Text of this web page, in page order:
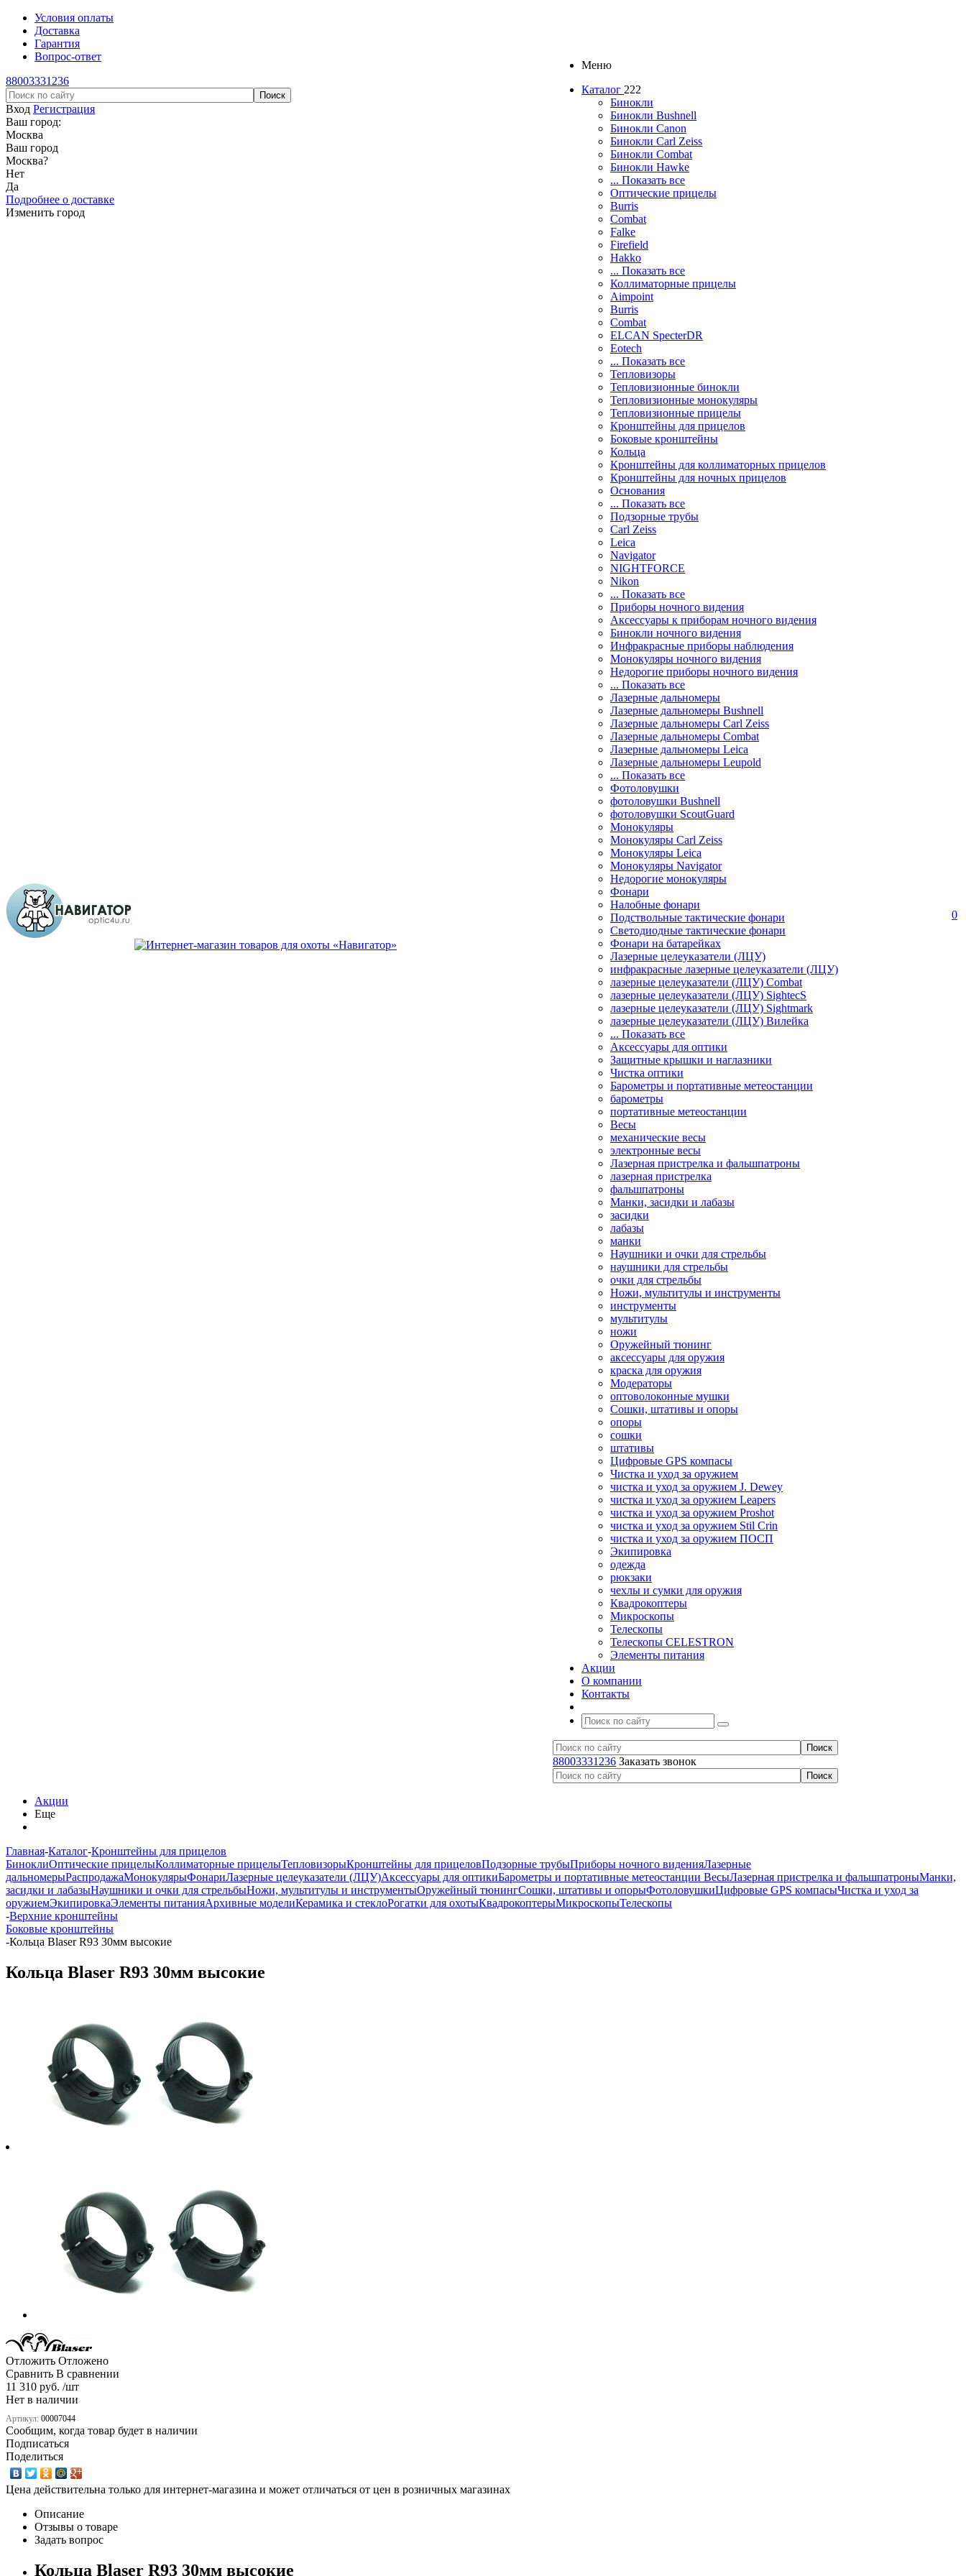
Условия оплаты
Доставка
Гарантия
Вопрос-ответ
88003331236
Вход Регистрация
Ваш город:
Москва
Ваш город
Москва?
Нет
Да
Подробнее о доставке
Изменить город
Меню
Каталог 222
Бинокли
Бинокли Bushnell
Бинокли Canon
Бинокли Carl Zeiss
Бинокли Combat
Бинокли Hawke
... Показать все
Оптические прицелы
Burris
Combat
Falke
Firefield
Hakko
... Показать все
Коллиматорные прицелы
Aimpoint
Burris
Combat
ELCAN SpecterDR
Eotech
... Показать все
Тепловизоры
Тепловизионные бинокли
Тепловизионные монокуляры
Тепловизионные прицелы
Кронштейны для прицелов
Боковые кронштейны
Кольца
Кронштейны для коллиматорных прицелов
Кронштейны для ночных прицелов
Основания
... Показать все
Подзорные трубы
Carl Zeiss
Leica
Navigator
NIGHTFORCE
Nikon
... Показать все
Приборы ночного видения
Аксессуары к приборам ночного видения
Бинокли ночного видения
Инфракрасные приборы наблюдения
Монокуляры ночного видения
Недорогие приборы ночного видения
... Показать все
Лазерные дальномеры
Лазерные дальномеры Bushnell
Лазерные дальномеры Carl Zeiss
Лазерные дальномеры Combat
Лазерные дальномеры Leica
Лазерные дальномеры Leupold
... Показать все
Фотоловушки
фотоловушки Bushnell
фотоловушки ScoutGuard
Монокуляры
Монокуляры Carl Zeiss
Монокуляры Leica
Монокуляры Navigator
Недорогие монокуляры
Фонари
Налобные фонари
Подствольные тактические фонари
Светодиодные тактические фонари
Фонари на батарейках
Лазерные целеуказатели (ЛЦУ)
инфракрасные лазерные целеуказатели (ЛЦУ)
лазерные целеуказатели (ЛЦУ) Combat
лазерные целеуказатели (ЛЦУ) SightecS
лазерные целеуказатели (ЛЦУ) Sightmark
лазерные целеуказатели (ЛЦУ) Вилейка
... Показать все
Аксессуары для оптики
Защитные крышки и наглазники
Чистка оптики
Барометры и портативные метеостанции
барометры
портативные метеостанции
Весы
механические весы
электронные весы
Лазерная пристрелка и фальшпатроны
лазерная пристрелка
фальшпатроны
Манки, засидки и лабазы
засидки
лабазы
манки
Наушники и очки для стрельбы
наушники для стрельбы
очки для стрельбы
Ножи, мультитулы и инструменты
инструменты
мультитулы
ножи
Оружейный тюнинг
аксессуары для оружия
краска для оружия
Модераторы
оптоволоконные мушки
Сошки, штативы и опоры
опоры
сошки
штативы
Цифровые GPS компасы
Чистка и уход за оружием
чистка и уход за оружием J. Dewey
чистка и уход за оружием Leapers
чистка и уход за оружием Proshot
чистка и уход за оружием Stil Crin
чистка и уход за оружием ПОСП
Экипировка
одежда
рюкзаки
чехлы и сумки для оружия
Квадрокоптеры
Микроскопы
Телескопы
Телескопы CELESTRON
Элементы питания
Акции
О компании
Контакты
88003331236 Заказать звонок
0
Акции
Еще
Главная-Каталог-Кронштейны для прицелов
БиноклиОптические прицелыКоллиматорные прицелыТепловизорыКронштейны для прицеловПодзорные трубыПриборы ночного виденияЛазерные
дальномерыРаспродажаМонокулярыФонариЛазерные целеуказатели (ЛЦУ)Аксессуары для оптикиБарометры и портативные метеостанции ВесыЛазерная пристрелка и фальшпатроныМанки,
засидки и лабазыНаушники и очки для стрельбыНожи, мультитулы и инструментыОружейный тюнингСошки, штативы и опорыФотоловушкиЦифровые GPS компасыЧистка и уход за
оружиемЭкипировкаЭлементы питанияАрхивные моделиКерамика и стеклоРогатки для охотыКвадрокоптерыМикроскопыТелескопы
-Верхние кронштейны
Боковые кронштейны
-Кольца Blaser R93 30мм высокие
Кольца Blaser R93 30мм высокие
Отложить Отложено
Сравнить В сравнении
11 310 руб. /шт
Нет в наличии
Артикул: 00007044
Сообщим, когда товар будет в наличии
Подписаться
Поделиться
Цена действительна только для интернет-магазина и может отличаться от цен в розничных магазинах
Описание
Отзывы о товаре
Задать вопрос
Кольца Blaser R93 30мм высокие